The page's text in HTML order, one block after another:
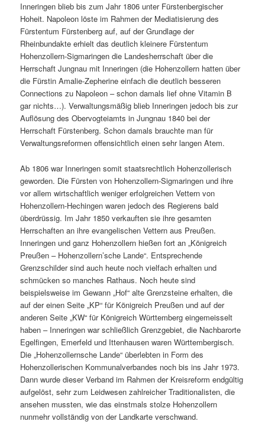
Inneringen blieb bis zum Jahr 1806 unter Fürstenbergischer
Hoheit. Napoleon löste im Rahmen der Mediatisierung des
Fürstentum Fürstenberg auf, auf der Grundlage der
Rheinbundakte erhielt das deutlich kleinere Fürstentum
Hohenzollern-Sigmaringen die Landesherrschaft über die
Herrschaft Jungnau mit Inneringen (die Hohenzollern hatten über
die Fürstin Amalie-Zepherine einfach die deutlich besseren
Connections zu Napoleon – schon damals lief ohne Vitamin B
gar nichts…). Verwaltungsmäßig blieb Inneringen jedoch bis zur
Auflösung des Obervogteiamts in Jungnau 1840 bei der
Herrschaft Fürstenberg. Schon damals brauchte man für
Verwaltungsreformen offensichtlich einen sehr langen Atem.
Ab 1806 war Inneringen somit staatsrechtlich Hohenzollerisch
geworden. Die Fürsten von Hohenzollern-Sigmaringen und ihre
vor allem wirtschaftlich weniger erfolgreichen Vettern von
Hohenzollern-Hechingen waren jedoch des Regierens bald
überdrüssig. Im Jahr 1850 verkauften sie ihre gesamten
Herrschaften an ihre evangelischen Vettern aus Preußen.
Inneringen und ganz Hohenzollern hießen fort an „Königreich
Preußen – Hohenzollern’sche Lande“. Entsprechende
Grenzschilder sind auch heute noch vielfach erhalten und
schmücken so manches Rathaus. Noch heute sind
beispielsweise im Gewann „Hof“ alte Grenzsteine erhalten, die
auf der einen Seite „KP“ für Königreich Preußen und auf der
anderen Seite „KW“ für Königreich Württemberg eingemeisselt
haben – Inneringen war schließlich Grenzgebiet, die Nachbarorte
Egelfingen, Emerfeld und Ittenhausen waren Württembergisch.
Die „Hohenzollernsche Lande“ überlebten in Form des
Hohenzollerischen Kommunalverbandes noch bis ins Jahr 1973.
Dann wurde dieser Verband im Rahmen der Kreisreform endgültig
aufgelöst, sehr zum Leidwesen zahlreicher Traditionalisten, die
ansehen mussten, wie das einstmals stolze Hohenzollern
nunmehr vollständig von der Landkarte verschwand.